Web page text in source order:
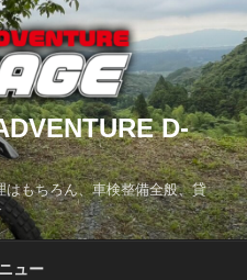
D-
はもちろん、車検整備全般、貸
ュー